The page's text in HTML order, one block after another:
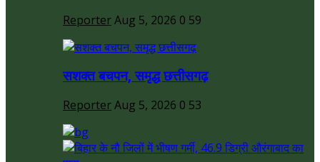
ReporterAug 5, 2026 0 59
सशक्त बचपन, समृद्ध छत्तीसगढ़
ReporterAug 5, 2026 0 53